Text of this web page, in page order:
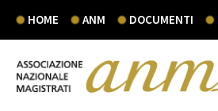
HOME ANM DOCUMENTI